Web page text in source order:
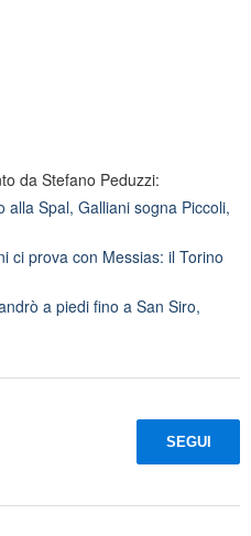
da Stefano Peduzzi:
Spal, Galliani sogna Piccoli,
ci prova con Messias: il Torino
a piedi fino a San Siro,
SEGUI